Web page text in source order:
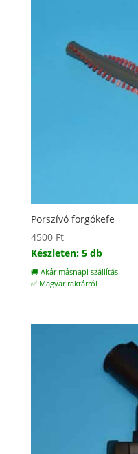
Porszívó forgókefe
4500 Ft
Készleten: 5 db
🚚 Akár másnapi szállítás
✅ Magyar raktárról